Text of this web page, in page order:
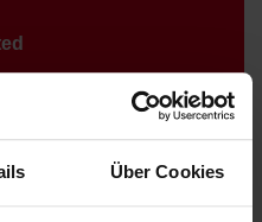
Über Cookies
Point